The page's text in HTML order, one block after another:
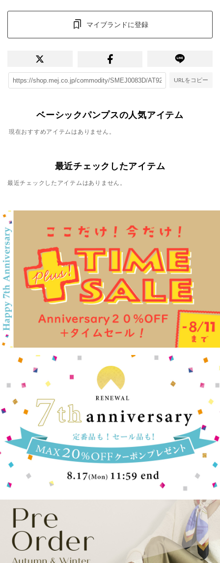
マイブランドに登録
URLをコピー
ベーシックパンプスの人気アイテム
現在おすすめアイテムはありません。
最近チェックしたアイテム
最近チェックしたアイテムはありません。